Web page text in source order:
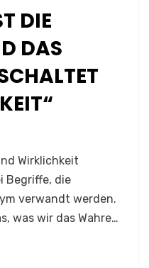
DIE
DAS
Wirklichkeit
Begriffe, die
verwandt werden.
was wir das Wahre…